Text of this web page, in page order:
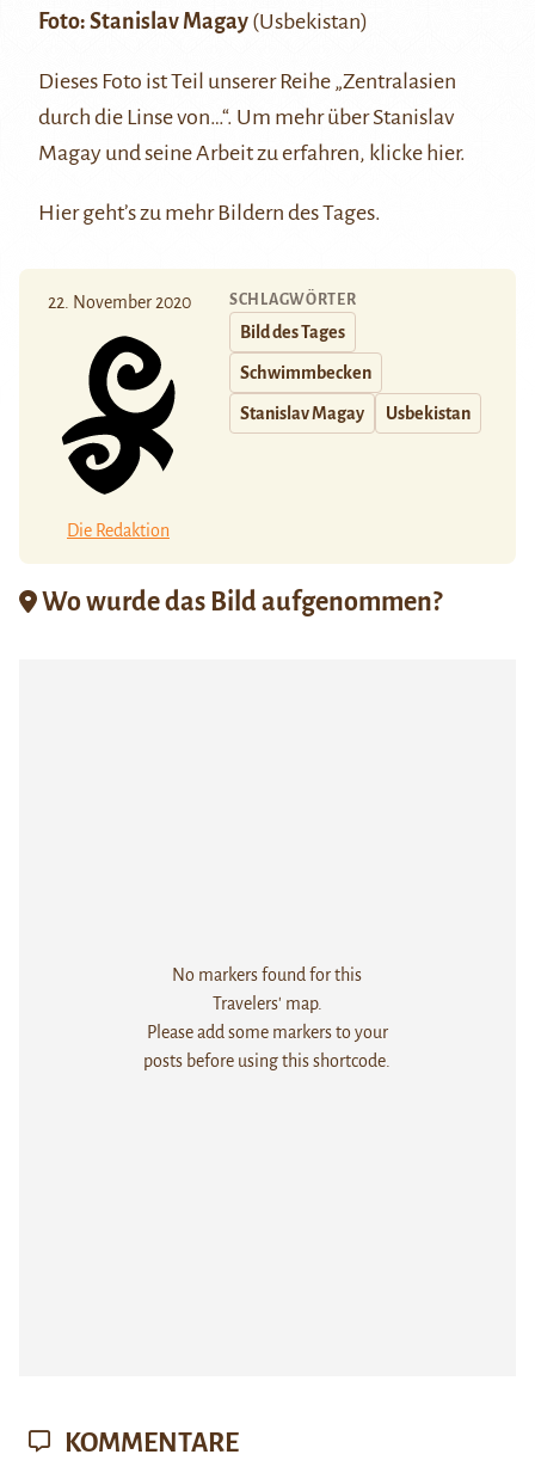
Foto: Stanislav Magay (Usbekistan)
Dieses Foto ist Teil unserer Reihe „Zentralasien
durch die Linse von…“. Um mehr über Stanislav
Magay und seine Arbeit zu erfahren, klicke hier.
Hiergeht’s zu mehr Bildern des Tages.
22. November 2020
Die Redaktion
SCHLAGWÖRTER
Bild des Tages
Schwimmbecken
Stanislav Magay Usbekistan
Wo wurde das Bild aufgenommen?
No markers found for this
Travelers' map.
Please add some markers to your
posts before using this shortcode.
KOMMENTARE